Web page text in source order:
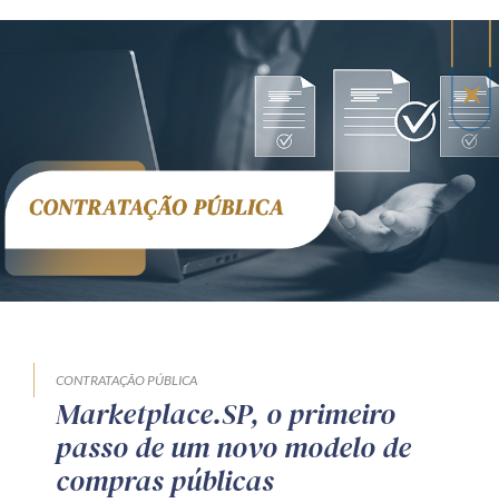
CONTRATAÇÃO PÚBLICA
Marketplace.SP, o primeiro
passo de um novo modelo de
compras públicas